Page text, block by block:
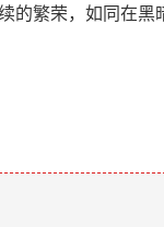
繁荣，如同在黑